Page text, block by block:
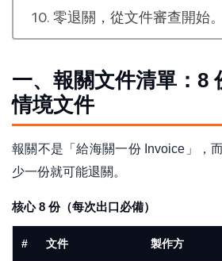
零退關，從文件審查開始。
一、報關文件清單：8
情境文件
報關不是「給海關一份 Invoice」，
少一份就可能退關。
核心 8 份（每次出口必備）
# 文件 製作方